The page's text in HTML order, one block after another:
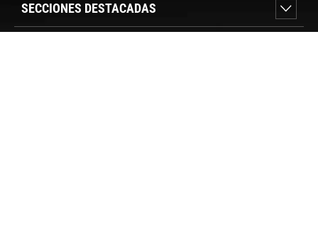
SECCIONES DESTACADAS